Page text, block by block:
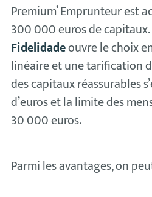
Premium’ Emprunteur est
300 000 euros de capitaux.
Fidelidadeouvre le choix
linéaire et une tarification
des capitaux réassurables
d’euros et la limite des
30 000 euros.
Parmi les avantages, on